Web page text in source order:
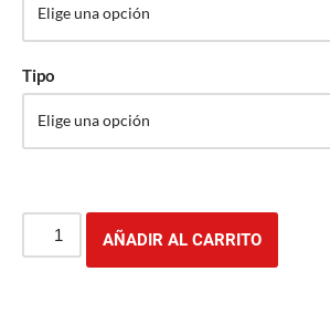
Tipo
AÑADIR AL CARRITO